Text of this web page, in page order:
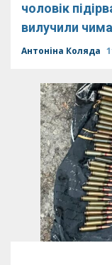
чоловік
вилучили
Антоніна Коляда